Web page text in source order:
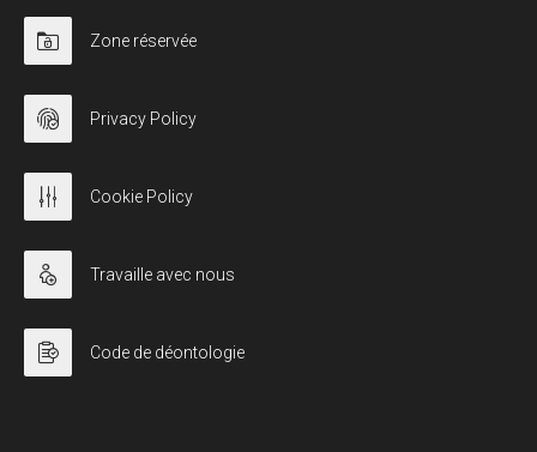
Zone réservée
Privacy Policy
Cookie Policy
Travaille avec nous
Code de déontologie